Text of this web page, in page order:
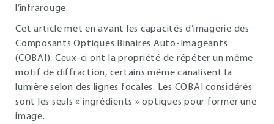
l’infrarouge.
Cet article met en avant les capacités d’imagerie des
Composants Optiques Binaires Auto-Imageants
(COBAI). Ceux-ci ont la propriété de répéter un même
motif de diffraction, certains même canalisent la
lumière selon des lignes focales. Les COBAI considérés
sont les seuls « ingrédients » optiques pour former une
image.